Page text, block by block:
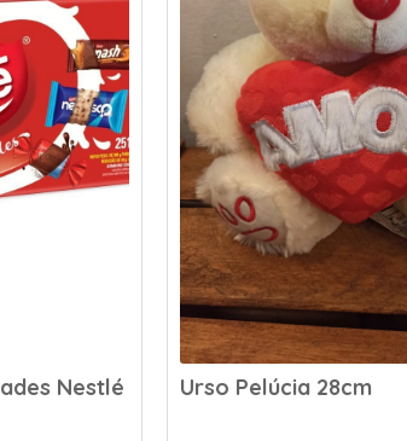
Urso Pelúcia Coração